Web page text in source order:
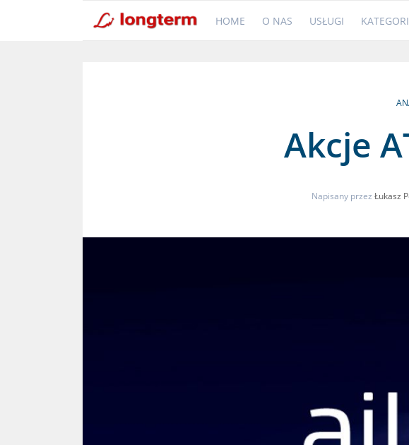
HOME O NAS USŁUGI
Akcje
Napisany przez Łukasz